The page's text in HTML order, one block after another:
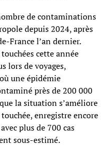
de contaminations
depuis 2024, après
France l’an dernier.
cette année
lors de voyages,
une épidémie
près de 200 000
la situation s’améliore
enregistre encore
plus de 700 cas
sous-estimé.